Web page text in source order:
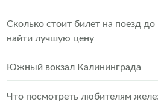
Сколько стоит билет на поезд
найти лучшую цену
Южный вокзал Калининграда
Что посмотреть любителям